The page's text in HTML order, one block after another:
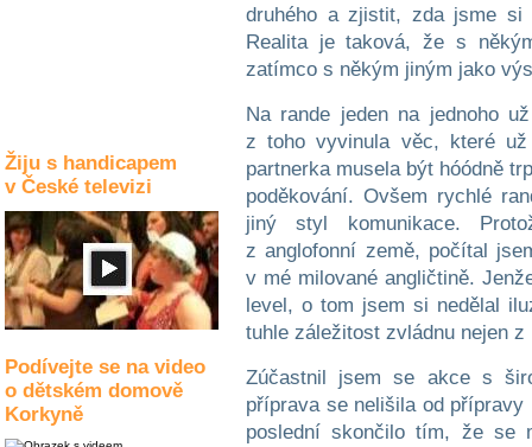
Žiju s handicapem
v České televizi
Podívejte se na video
o dětském domově
Korkyně
druhého a zjistit, zda jsme si
Realita je taková, že s
zatímco s někým jiným jako
Na rande jeden na jednoho
z toho vyvinula věc, které
partnerka musela být hóódně
poděkování. Ovšem rychlé
jiný styl komunikace.
z anglofonní země, počítal
v mé milované angličtině.
level, o tom jsem si nedělal
tuhle záležitost zvládnu nejen
Zúčastnil jsem se akce s
příprava se nelišila od
poslední skončilo tím, že se